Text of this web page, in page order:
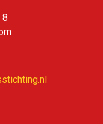
8